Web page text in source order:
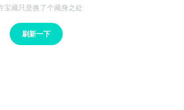
宝藏只是换了个藏身之处
刷新一下